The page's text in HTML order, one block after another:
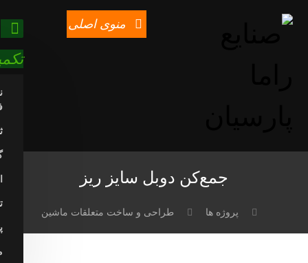
منوی اصلی
جمع‌کن دوبل سایز ریز
پروژه ها طراحی و ساخت متعلقات ماشین